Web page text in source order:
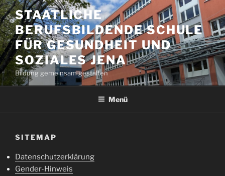
Zum
Inhalt
springen
STAATLICHE
BERUFSBILDENDE SCHULE
FÜR GESUNDHEIT UND
SOZIALES JENA
Bildung gemeinsam gestalten
Menü
SITEMAP
Datenschutzerklärung
Gender-Hinweis